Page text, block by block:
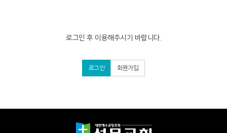
로그인 후 이용해주시기 바랍니다.
로그인 회원가입